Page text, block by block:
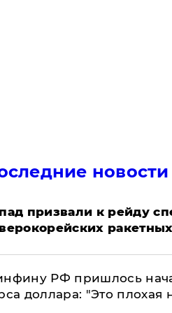
новости
призвали к рейду
РФ пришлось
доллара: "Это плохая